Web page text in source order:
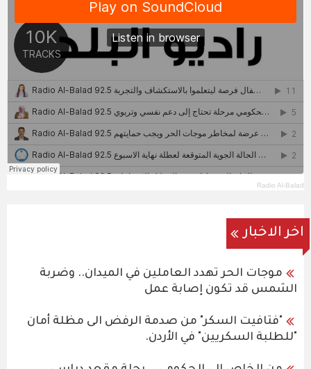
Radio Al-Balad
اخر الاخبار
موجات الحر تهدد العاملين في الميدان.. وضربة
الشمس قد تكون إصابة عمل
"فتافيت السكر" من صدمة الرفض الى مظلة أمان
"للطلبة السكريين" في الأردن.